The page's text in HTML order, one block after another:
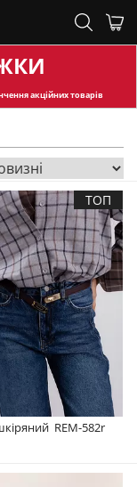
акційних товарів
ТОП
REM-582r